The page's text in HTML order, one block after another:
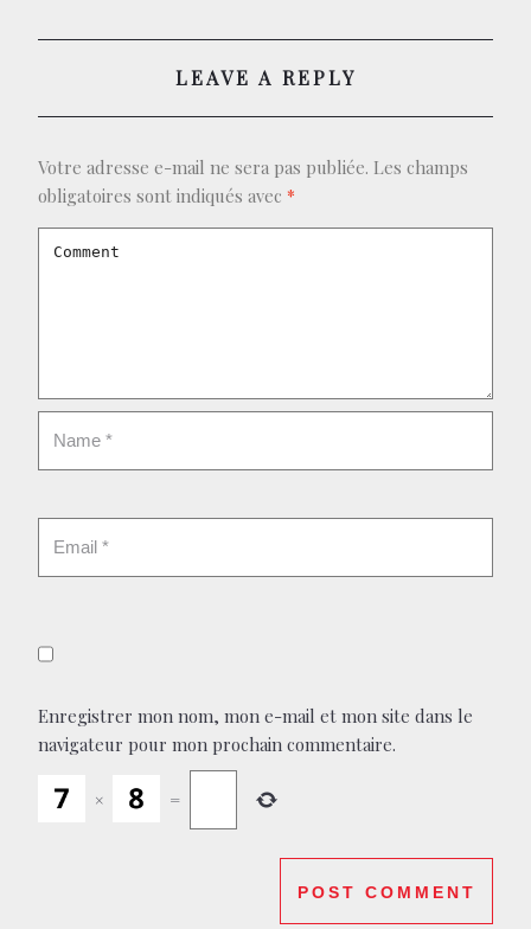
LEAVE A REPLY
Votre adresse e-mail ne sera pas publiée. Les champs
obligatoires sont indiqués avec *
Enregistrer mon nom, mon e-mail et mon site dans le
navigateur pour mon prochain commentaire.
× =